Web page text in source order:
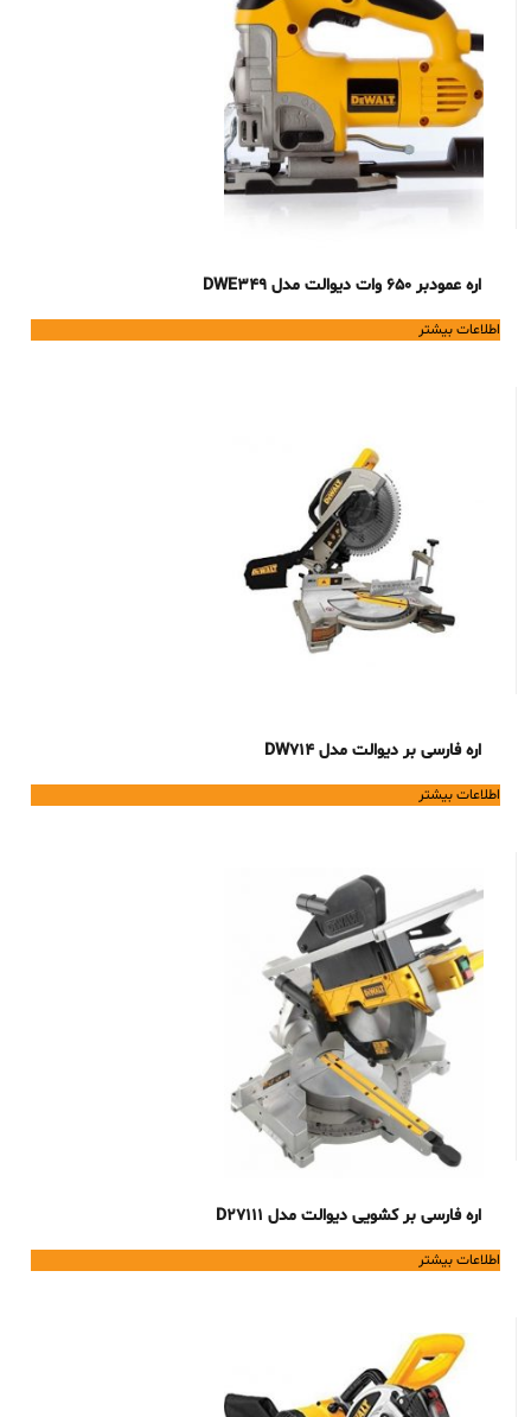
اره عمودبر 650 وات دیوالت مدل DWE349
اطلاعات بیشتر
اره فارسی بر دیوالت مدل DW714
اطلاعات بیشتر
اره فارسی بر کشویی دیوالت مدل D27111
اطلاعات بیشتر